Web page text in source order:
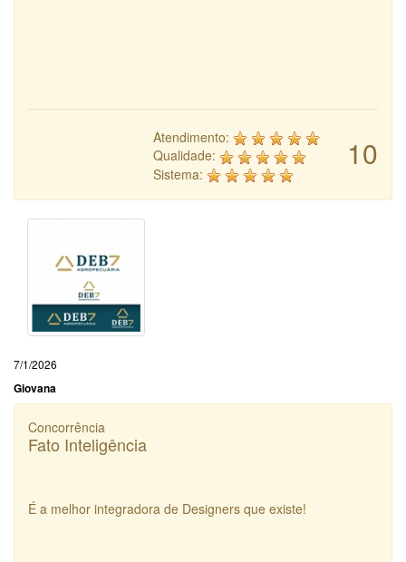
10
Atendimento:
Qualidade:
Sistema:
7/1/2026
Giovana
Concorrência
Fato Inteligência
É a melhor integradora de Designers que existe!